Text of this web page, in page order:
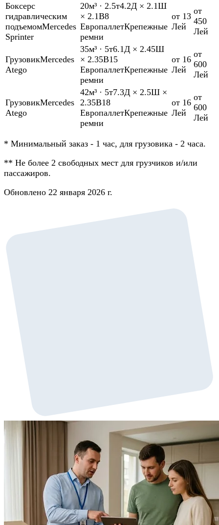
Боксерс
гидравлическим
подъемомMercedes
Sprinter
20м³ · 2.5т4.2Д × 2.1Ш
× 2.1В8
ЕвропаллетКрепежные
ремни
от 13
Лей
от
450
Лей
ГрузовикMercedes
Atego
35м³ · 5т6.1Д × 2.45Ш
× 2.35В15
ЕвропаллетКрепежные
ремни
от 16
Лей
от
600
Лей
ГрузовикMercedes
Atego
42м³ · 5т7.3Д × 2.5Ш ×
2.35В18
ЕвропаллетКрепежные
ремни
от 16
Лей
от
600
Лей
* Минимальный заказ - 1 час, для грузовика - 2 часа.
** Не более 2 свободных мест для грузчиков и/или
пассажиров.
Обновлено 22 января 2026 г.